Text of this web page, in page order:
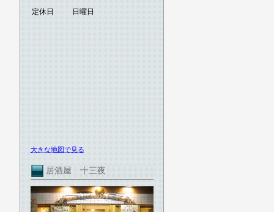
定休日
日曜日
大きな地図で見る
居酒屋 十三夜